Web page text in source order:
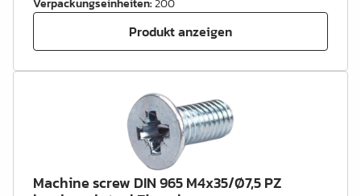
Verpackungseinheiten:200
Produkt anzeigen
Machine screw DIN 965 M4x35/Ø7,5 PZ